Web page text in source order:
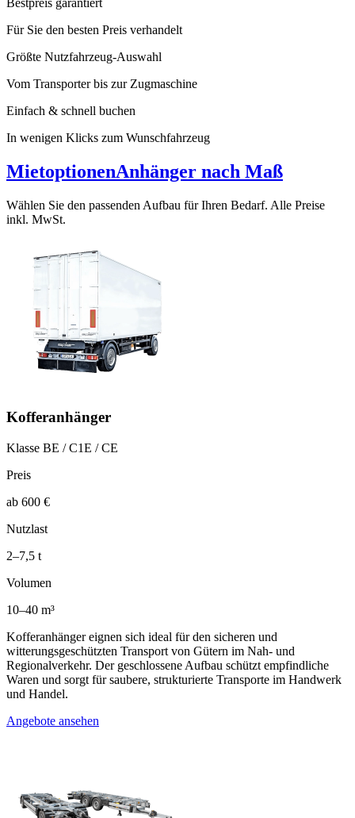
Bestpreis garantiert
Für Sie den besten Preis verhandelt
Größte Nutzfahrzeug-Auswahl
Vom Transporter bis zur Zugmaschine
Einfach & schnell buchen
In wenigen Klicks zum Wunschfahrzeug
MietoptionenAnhänger nach Maß
Wählen Sie den passenden Aufbau für Ihren Bedarf. Alle Preise
inkl. MwSt.
Kofferanhänger
Klasse BE / C1E / CE
Preis
ab 600 €
Nutzlast
2–7,5 t
Volumen
10–40 m³
Kofferanhänger eignen sich ideal für den sicheren und
witterungsgeschützten Transport von Gütern im Nah- und
Regionalverkehr. Der geschlossene Aufbau schützt empfindliche
Waren und sorgt für saubere, strukturierte Transporte im Handwerk
und Handel.
Angebote ansehen